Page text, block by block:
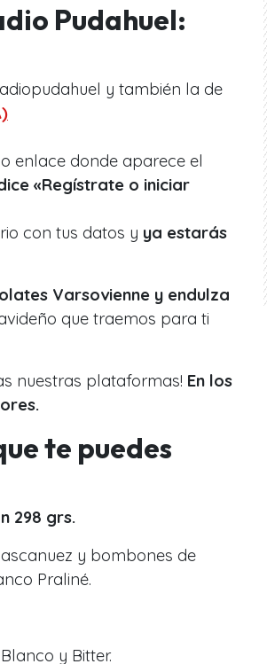
Pudahuel:
y también la de
enlace donde aparece el
«Regístrate o iniciar
con tus datos y ya estarás
Varsovienne y endulza
que traemos para ti
nuestras plataformas! En los
te puedes
298 grs.
y bombones de
Praliné.
y Bitter.